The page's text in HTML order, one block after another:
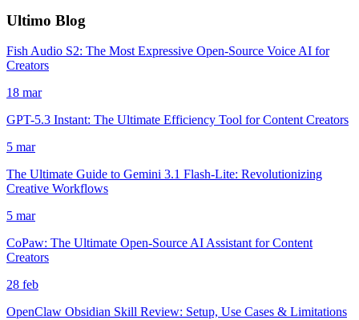
Ultimo Blog
Fish Audio S2: The Most Expressive Open-Source Voice AI for
Creators
18 mar
GPT-5.3 Instant: The Ultimate Efficiency Tool for Content Creators
5 mar
The Ultimate Guide to Gemini 3.1 Flash-Lite: Revolutionizing
Creative Workflows
5 mar
CoPaw: The Ultimate Open-Source AI Assistant for Content
Creators
28 feb
OpenClaw Obsidian Skill Review: Setup, Use Cases & Limitations